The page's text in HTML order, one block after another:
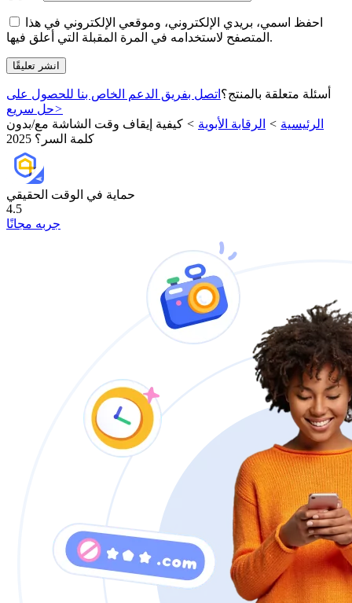
احفظ اسمي، بريدي الإلكتروني، وموقعي الإلكتروني في هذا
المتصفح لاستخدامه في المرة المقبلة التي أعلق فيها.
أسئلة متعلقة بالمنتج؟ اتصل بفريق الدعم الخاص بنا للحصول على
حل سريع>
الرئيسية > الرقابة الأبوية > كيفية إيقاف وقت الشاشة مع/بدون
كلمة السر؟ 2025
حماية في الوقت الحقيقي
4.5
جربه مجانًا